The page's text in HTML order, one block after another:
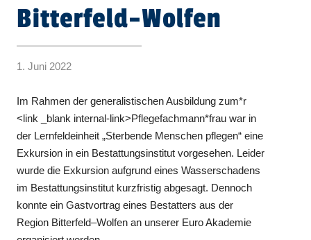
Bitterfeld–Wolfen
1. Juni 2022
Im Rahmen der generalistischen Ausbildung zum*r
<link _blank internal-link>Pflegefachmann*frau war in
der Lernfeldeinheit „Sterbende Menschen pflegen“ eine
Exkursion in ein Bestattungsinstitut vorgesehen. Leider
wurde die Exkursion aufgrund eines Wasserschadens
im Bestattungsinstitut kurzfristig abgesagt. Dennoch
konnte ein Gastvortrag eines Bestatters aus der
Region Bitterfeld–Wolfen an unserer Euro Akademie